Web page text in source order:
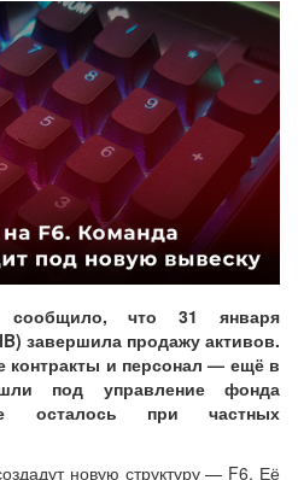
сообщило, что 31 января
завершила продажу активов.
контракты и персонал — ещё в
под управление фонда
осталось при частных
новую структуру — F6. Её